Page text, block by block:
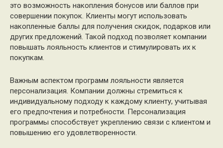
это возможность накопления бонусов или баллов при
совершении покупок. Клиенты могут использовать
накопленные баллы для получения скидок, подарков или
других предложений. Такой подход позволяет компании
повышать лояльность клиентов и стимулировать их к
покупкам.
Важным аспектом программ лояльности является
персонализация. Компании должны стремиться к
индивидуальному подходу к каждому клиенту, учитывая
его предпочтения и потребности. Персонализация
программы способствует укреплению связи с клиентом и
повышению его удовлетворенности.